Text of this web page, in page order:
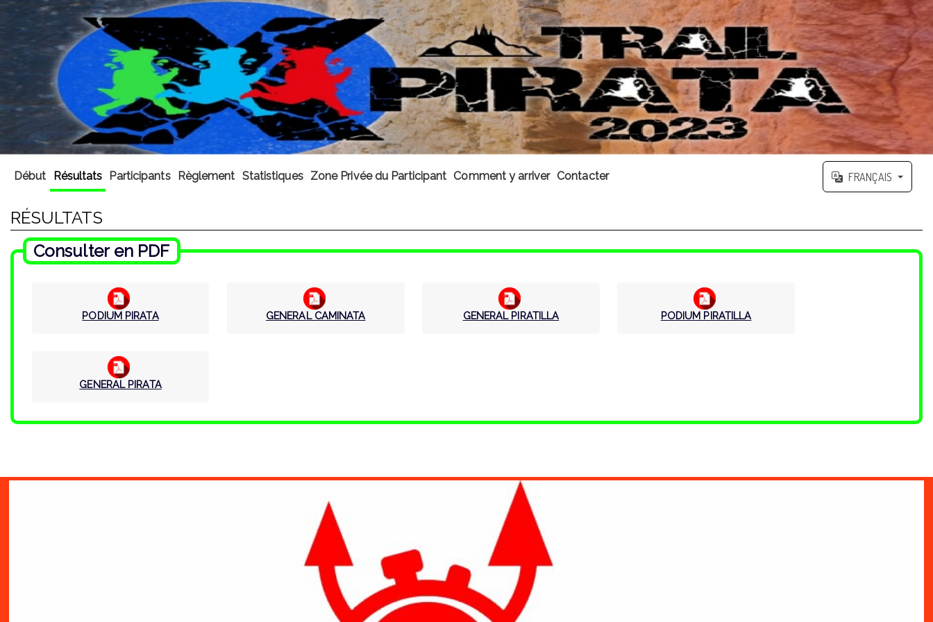
Début Résultats Participants Règlement Statistiques Zone Privée du Participant Comment y arriver Contacter FRANÇAIS
RÉSULTATS
Consulter en PDF
PODIUM PIRATA GENERAL CAMINATA GENERAL PIRATILLA PODIUM PIRATILLA
GENERAL PIRATA